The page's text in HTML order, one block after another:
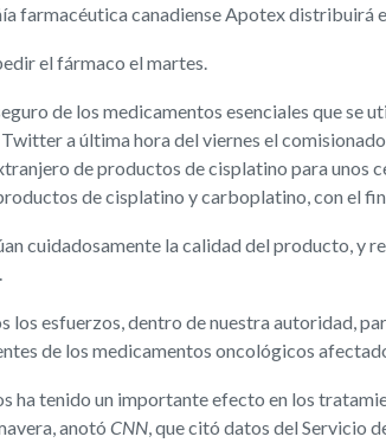
farmacéutica canadiense Apotex
el fármaco el martes.
de los medicamentos esenciales que se
a última hora del viernes el
de productos de cisplatino para
de cisplatino y carboplatino, con el
cuidadosamente la calidad del producto, y
esfuerzos, dentro de nuestra autoridad,
de los medicamentos oncológicos
ha tenido un importante efecto en los
anotó CNN, que citó datos del Servicio